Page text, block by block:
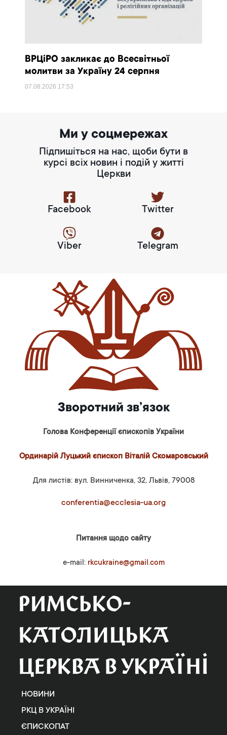
ВРЦіРО закликає до Всесвітньої
молитви за Україну 24 серпня
07.08.2026 17:53
Ми у соцмережах
Підпишіться на нас, щоби бути в
курсі всіх новин і подій у житті
Церкви
Facebook Twitter
Viber Telegram
Зворотний зв’язок
Голова Конференції єпископів України
Ординарій Луцький єпископ Віталій Скомаровський
Для листів: вул. Винниченка, 32, Львів, 79008
conferentia@ecclesia-ua.org
Питання щодо сайту
e-mail: rkcukraine@gmail.com
НОВИНИ
РКЦ В УКРАЇНІ
ЄПИСКОПАТ